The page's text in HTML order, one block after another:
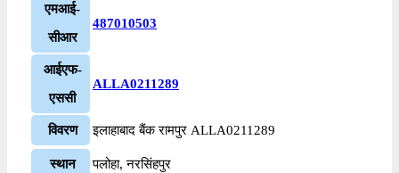
एमआई-
सीआर
487010503
आईएफ-
एससी
ALLA0211289
विवरण इलाहाबाद बैंक रामपुर ALLA0211289
स्थान पलोहा, नरसिंहपुर